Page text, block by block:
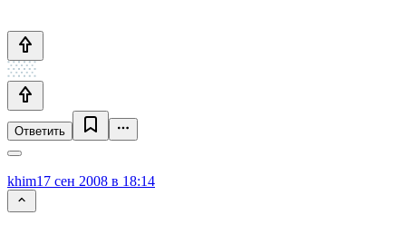
Ответить
khim17 сен 2008 в 18:14